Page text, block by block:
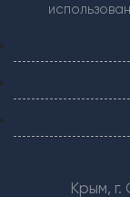
Крым, г.